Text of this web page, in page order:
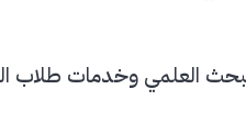
العلمي وخدمات طلاب